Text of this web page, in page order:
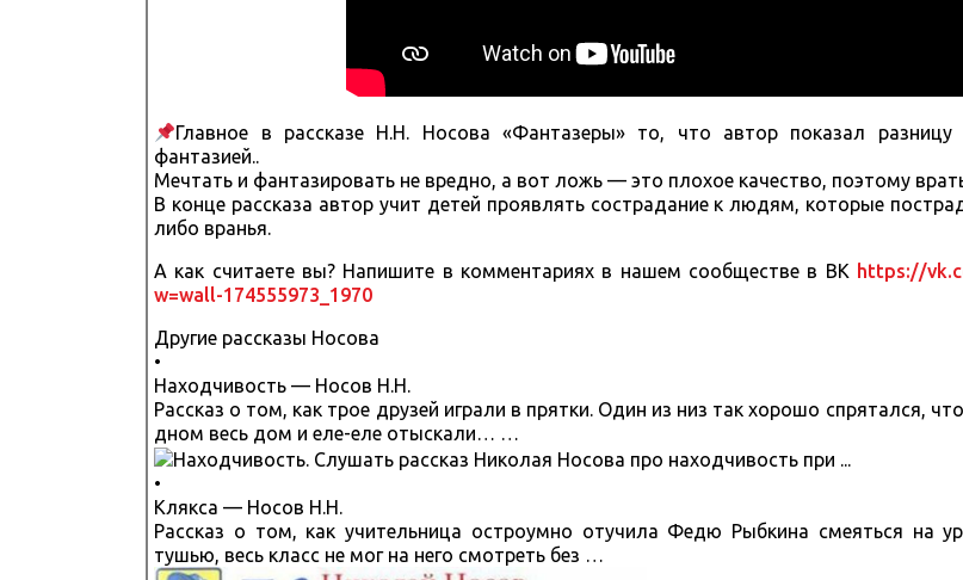
Главное в рассказе Н.Н. Носова «Фантазеры» то, что автор показал
фантазией..
Мечтать и фантазировать не вредно, а вот ложь — это плохое качество, поэтому
В конце рассказа автор учит детей проявлять сострадание к людям, которые
либо вранья.
А как считаете вы? Напишите в комментариях в нашем сообществе в ВК https://
w=wall-174555973_1970
Другие рассказы Носова
•
Находчивость — Носов Н.Н.
Рассказ о том, как трое друзей играли в прятки. Один из низ так хорошо спрятался,
дном весь дом и еле-еле отыскали… …
•
Клякса — Носов Н.Н.
Рассказ о том, как учительница остроумно отучила Федю Рыбкина смеяться на
тушью, весь класс не мог на него смотреть без …